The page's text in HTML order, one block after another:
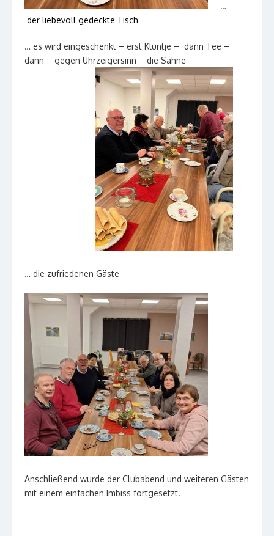
…
der liebevoll gedeckte Tisch
… es wird eingeschenkt – erst Kluntje – dann Tee –
dann – gegen Uhrzeigersinn – die Sahne
… die zufriedenen Gäste
Anschließend wurde der Clubabend und weiteren Gästen
mit einem einfachen Imbiss fortgesetzt.